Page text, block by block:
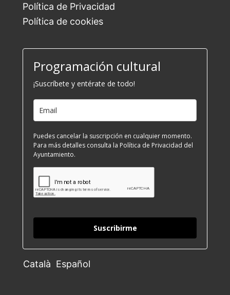
Política de Privacidad
Política de cookies
Programación cultural
¡Suscríbete y entérate de todo!
Puedes cancelar la suscripción en cualquier momento.
Para más detalles consulta la Política de Privacidad del
Ayuntamiento.
Suscribirme
Català Español